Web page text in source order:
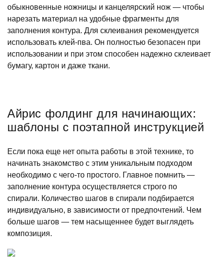
обыкновенные ножницы и канцелярский нож — чтобы
нарезать материал на удобные фрагменты для
заполнения контура. Для склеивания рекомендуется
использовать клей-пва. Он полностью безопасен при
использовании и при этом способен надежно склеивает
бумагу, картон и даже ткани.
Айрис фолдинг для начинающих:
шаблоны с поэтапной инструкцией
Если пока еще нет опыта работы в этой технике, то
начинать знакомство с этим уникальным подходом
необходимо с чего-то простого. Главное помнить —
заполнение контура осуществляется строго по
спирали. Количество шагов в спирали подбирается
индивидуально, в зависимости от предпочтений. Чем
больше шагов — тем насыщеннее будет выглядеть
композиция.